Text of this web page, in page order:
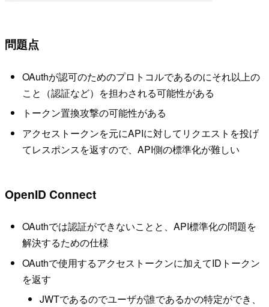
問題点
OAuthが認可のためのプロトコルであるのにそれ以上の
こと（認証など）を担わされる可能性がある
トークン置換攻撃の可能性がある
アクセストークンを元にAPIに対してリクエストを投げ
てレスポンスを返すので、API側の標準化が難しい
OpenID Connect
OAuthでは認証ができないことと、API標準化の問題を
解決するための仕様
OAuthで使用するアクセストークンに加えてIDトークン
を返す
JWTであるのでユーザが誰であるかの特定ができ、